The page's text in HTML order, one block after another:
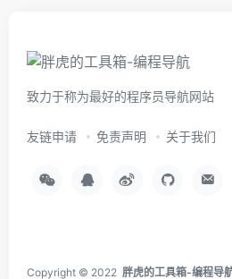
致力于称为最好的程序员导航网站
友链申请 免责声明 关于我们
Copyright © 2022 胖虎的工具箱-编程导